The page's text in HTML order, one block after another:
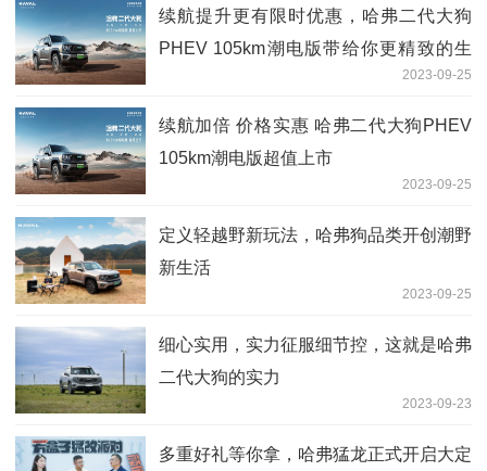
续航提升更有限时优惠，哈弗二代大狗
PHEV 105km潮电版带给你更精致的生
2023-09-25
续航加倍 价格实惠 哈弗二代大狗PHEV
105km潮电版超值上市
2023-09-25
定义轻越野新玩法，哈弗狗品类开创潮野
新生活
2023-09-25
细心实用，实力征服细节控，这就是哈弗
二代大狗的实力
2023-09-23
多重好礼等你拿，哈弗猛龙正式开启大定